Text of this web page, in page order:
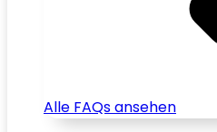
Alle FAQs ansehen